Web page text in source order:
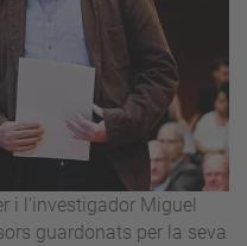
i l'investigador Miguel
guardonats per la seva